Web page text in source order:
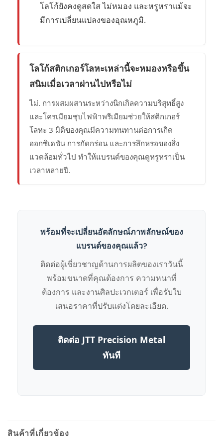
โลโก้ยังคงดูสดใส ไม่หมอง และหรูหราแม้จะ
มีการเปลี่ยนแปลงของอุณหภูมิ.
โลโก้สติกเกอร์โลหะเหล่านี้จะหมองหรือขึ้น
สนิมเมื่อเวลาผ่านไปหรือไม่
ไม่. การผสมผสานระหว่างนิกเกิลความบริสุทธิ์สูง
และโครเมียมชุบไฟฟ้าพรีเมียมช่วยให้สติกเกอร์
โลหะ 3 มิติของคุณมีความทนทานต่อการเกิด
ออกซิเดชัน การกัดกร่อน และการสึกหรอของสิ่ง
แวดล้อมทั่วไป ทำให้แบรนด์ของคุณดูหรูหราเป็น
เวลาหลายปี.
พร้อมที่จะเปลี่ยนอัตลักษณ์ภาพลักษณ์ของ
แบรนด์ของคุณแล้ว?
ติดต่อผู้เชี่ยวชาญด้านการผลิตของเราวันนี้
พร้อมขนาดที่คุณต้องการ ความหนาที่
ต้องการ และงานศิลปะเวกเตอร์ เพื่อรับใบ
เสนอราคาที่ปรับแต่งโดยละเอียด.
ติดต่อ JTT Precision Metal
ทันที
สินค้าที่เกี่ยวข้อง